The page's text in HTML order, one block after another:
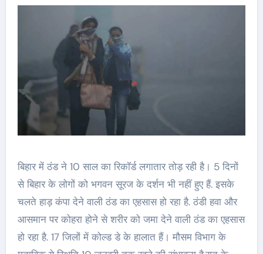
बिहार में ठंड ने 10 साल का रिकॉर्ड लगातार तोड़ रही है। 5 दिनों
से बिहार के लोगों को भगवन सूरज के दर्शन भी नहीं हुए हैं. इसके
चलते हाड़ कंपा देने वाली ठंड का एहसास हो रहा है. ठंडी हवा और
आसमान पर कोहरा होने से शरीर को जमा देने वाली ठंड का एहसास
हो रहा है. 17 जिलों में कोल्ड डे के हालात हैं। मौसम विभाग के